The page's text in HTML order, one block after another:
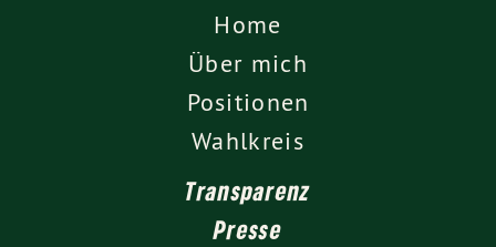
Home
Über mich
Positionen
Wahlkreis
Transparenz
Presse